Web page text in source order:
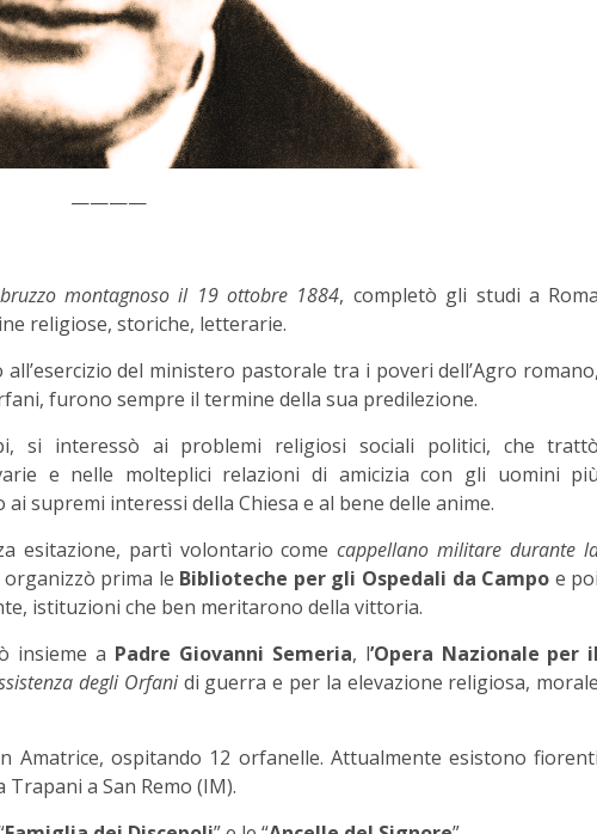
————
montagnoso il 19 ottobre 1884, completò gli studi a
religiose, storiche, letterarie.
all’esercizio del ministero pastorale tra i poveri dell’Agro
furono sempre il termine della sua predilezione.
si interessò ai problemi religiosi sociali politici, che
e nelle molteplici relazioni di amicizia con gli uomini
supremi interessi della Chiesa e al bene delle anime.
esitazione, partì volontario comecappellano militare durante
organizzò prima le Biblioteche per gli Ospedali da Campo e
istituzioni che ben meritarono della vittoria.
insieme a Padre Giovanni Semeria, l’Opera Nazionale per
degli Orfanidi guerra e per la elevazione religiosa,
Amatrice, ospitando 12 orfanelle. Attualmente esistono
a San Remo (IM).